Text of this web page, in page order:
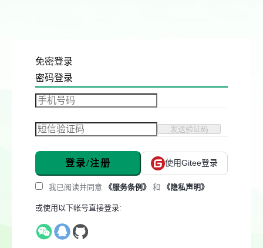
免密登录
密码登录
发送验证码
登录/注册 使用Gitee登录
我已阅读并同意 《服务条例》 和 《隐私声明》
或使用以下帐号直接登录: